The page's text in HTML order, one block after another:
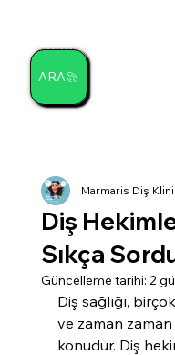
ARA
Diş
Sıkça
Marmaris Diş
Güncelleme tarihi: 2
Diş sağlığı,
ve zaman
konudur. Diş